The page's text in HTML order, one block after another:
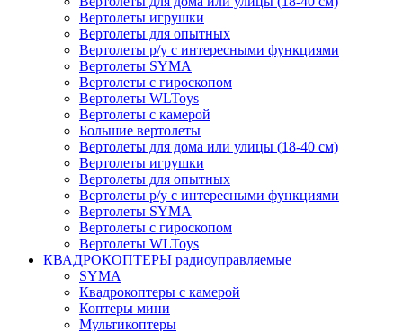
Вертолеты игрушки
Вертолеты для опытных
Вертолеты р/у с интересными функциями
Вертолеты SYMA
Вертолеты с гироскопом
Вертолеты WLToys
Вертолеты с камерой
Большие вертолеты
Вертолеты для дома или улицы (18-40 см)
Вертолеты игрушки
Вертолеты для опытных
Вертолеты р/у с интересными функциями
Вертолеты SYMA
Вертолеты с гироскопом
Вертолеты WLToys
КВАДРОКОПТЕРЫ радиоуправляемые
SYMA
Квадрокоптеры с камерой
Коптеры мини
Мультикоптеры